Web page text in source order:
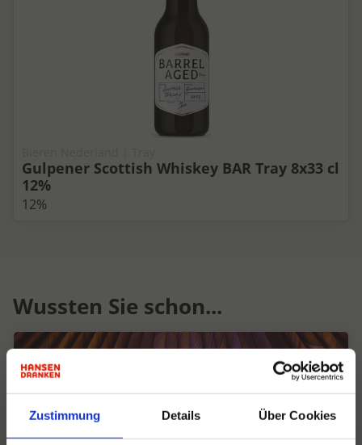
Zustimmung Details Über Cookies
Gulpener Scottish Whiskey BAR Tray 8x33 cl
12%
12%
Wussten Sie schon...